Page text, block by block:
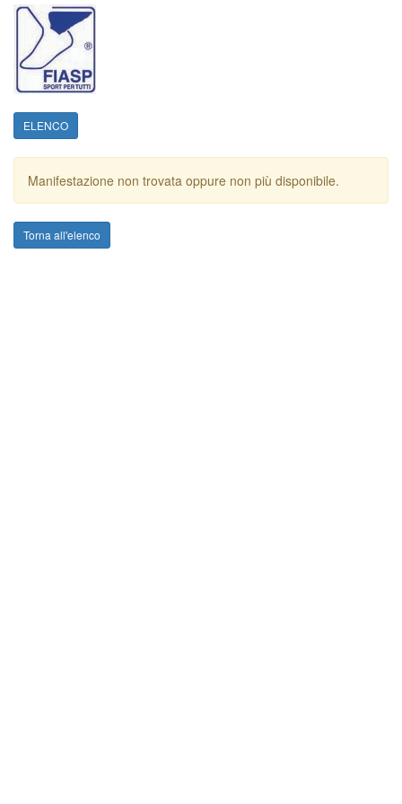
ELENCO
Manifestazione non trovata oppure non più disponibile.
Torna all'elenco